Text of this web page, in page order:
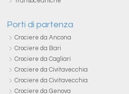
Porti di partenza
Crociere da Ancona
Crociere da Bari
Crociere da Cagliari
Crociere da Civitavecchia
Crociere da Civitavecchia
Crociere da Genova